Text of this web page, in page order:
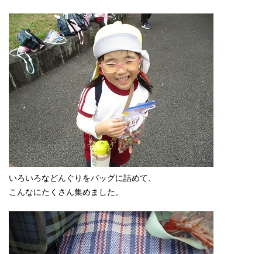
いろいろなどんぐりをバッグに詰めて、
こんなにたくさん集めました。